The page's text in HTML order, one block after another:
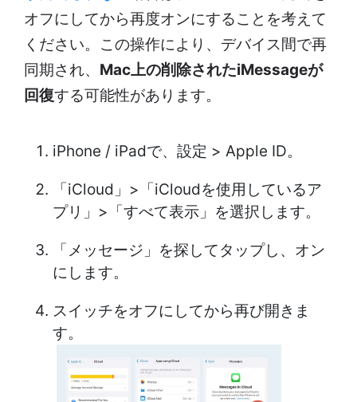
オフにしてから再度オンにすることを考えて
ください。この操作により、デバイス間で再
同期され、 Mac上の削除されたiMessageが
回復する可能性があります。
iPhone / iPadで、設定 > Apple ID。
「iCloud」>「iCloudを使用しているア
プリ」>「すべて表示」を選択します。
「メッセージ」を探してタップし、オン
にします。
スイッチをオフにしてから再び開きま
す。